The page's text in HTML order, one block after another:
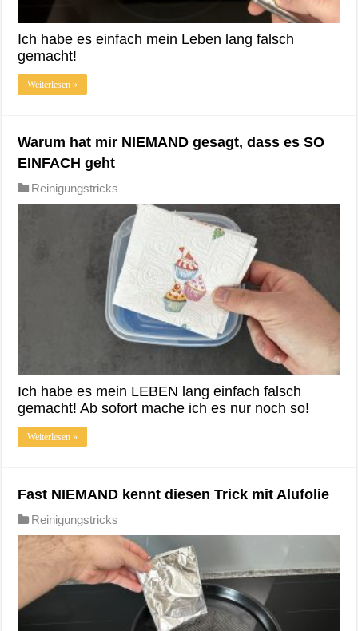
Ich habe es einfach mein Leben lang falsch
gemacht!
Weiterlesen »
Warum hat mir NIEMAND gesagt, dass es SO
EINFACH geht
Reinigungstricks
Ich habe es mein LEBEN lang einfach falsch
gemacht! Ab sofort mache ich es nur noch so!
Weiterlesen »
Fast NIEMAND kennt diesen Trick mit Alufolie
Reinigungstricks